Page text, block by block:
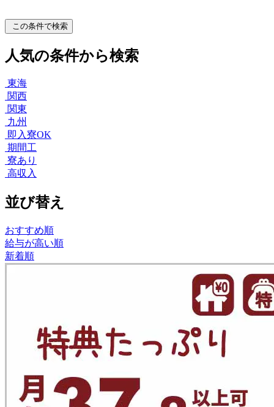
この条件で検索
人気の条件から検索
東海
関西
関東
九州
即入寮OK
期間工
寮あり
高収入
並び替え
おすすめ順
給与が高い順
新着順